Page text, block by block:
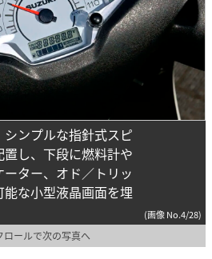
シンプルな指針式スピ
し、下段に燃料計や
ター、オド／トリッ
な小型液晶画面を埋
(画像 No.4/28)
ロールで次の写真へ